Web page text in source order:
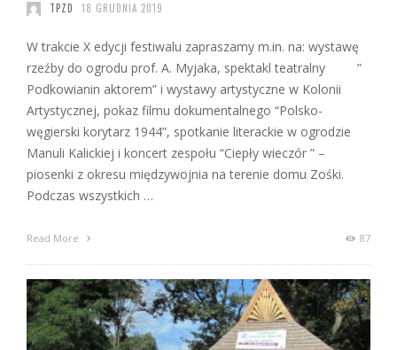
TPZD 18 GRUDNIA 2019
W trakcie X edycji festiwalu zapraszamy m.in. na: wystawę
rzeźby do ogrodu prof. A. Myjaka, spektakl teatralny ”
Podkowianin aktorem” i wystawy artystyczne w Kolonii
Artystycznej, pokaz filmu dokumentalnego “Polsko-
węgierski korytarz 1944”, spotkanie literackie w ogrodzie
Manuli Kalickiej i koncert zespołu “Ciepły wieczór ” –
piosenki z okresu międzywojnia na terenie domu Zośki.
Podczas wszystkich …
Read More 87